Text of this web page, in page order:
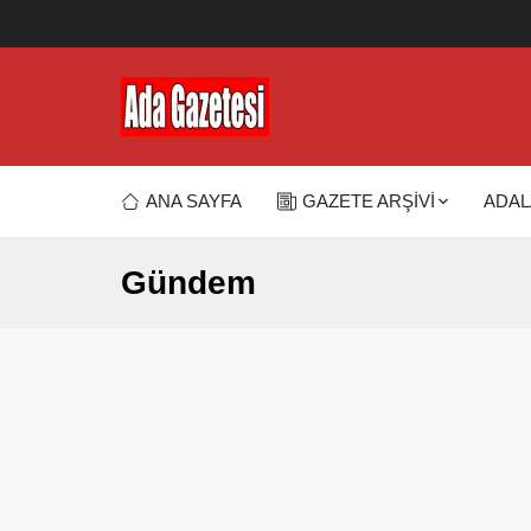
ANA SAYFA GAZETE ARŞİVİ
Gündem